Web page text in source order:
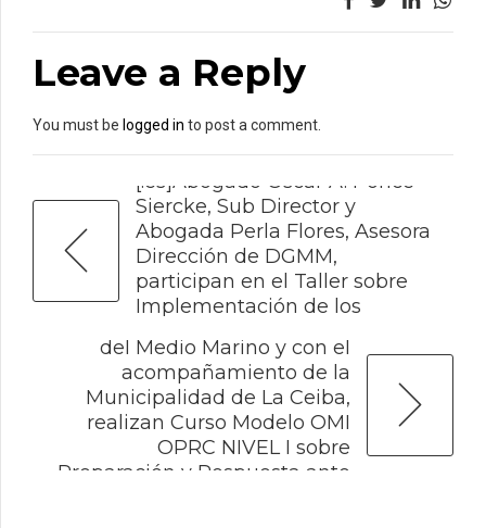
Leave a Reply
You must be logged in to post a comment.
[:es]Abogado Oscar A. Ponce
Siercke, Sub Director y
Abogada Perla Flores, Asesora
Dirección de DGMM,
participan en el Taller sobre
Implementación de los
NEXT
[:es]La DGMM, a través del
Departamento de Protección
del Medio Marino y con el
acompañamiento de la
Municipalidad de La Ceiba,
realizan Curso Modelo OMI
OPRC NIVEL I sobre
Preparación y Respuesta ante